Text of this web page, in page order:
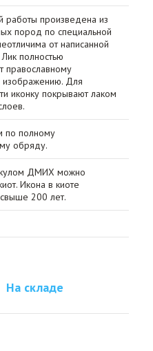
работы произведена из
пород по специальной
от написанной
полностью
православному
изображению. Для
иконку покрывают лаком
по полному
обряду.
ДМИХ можно
Икона в киоте
200 лет.
На складе